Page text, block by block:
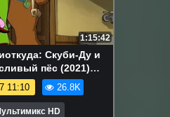
1:15:42
Скуби-Ду и
пёс (2021)
MultMixer | Netflix |
11:10 26.8K
HD